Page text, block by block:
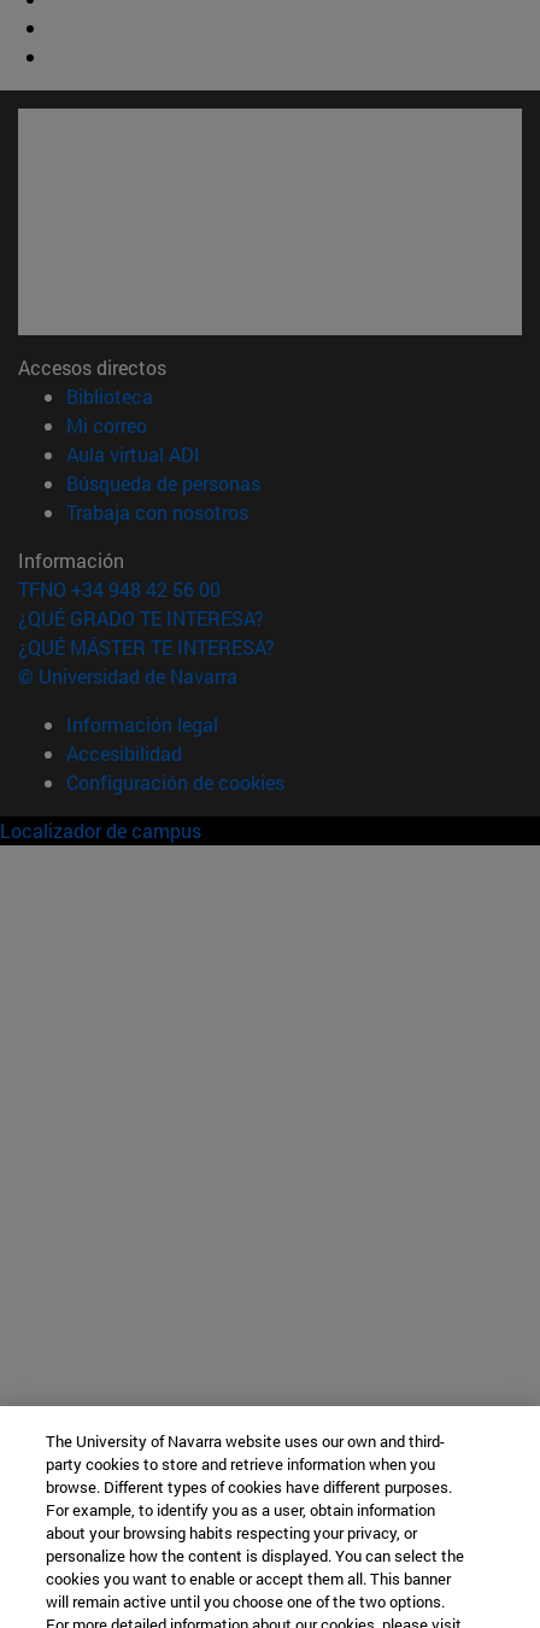
Accesos directos
Biblioteca
Mi correo(abre en nueva ventana)
Aula virtual ADI
Búsqueda de personas(abre en nueva ventana)
Trabaja con nosotros(abre en nueva ventana)
Información
TFNO +34 948 42 56 00
¿QUÉ GRADO TE INTERESA?
¿QUÉ MÁSTER TE INTERESA?
© Universidad de Navarra
Información legal
Accesibilidad
Configuración de cookies
Localizador de campus
The University of Navarra website uses our own and third-
party cookies to store and retrieve information when you
browse. Different types of cookies have different purposes.
For example, to identify you as a user, obtain information
about your browsing habits respecting your privacy, or
personalize how the content is displayed. You can select the
cookies you want to enable or accept them all. This banner
will remain active until you choose one of the two options.